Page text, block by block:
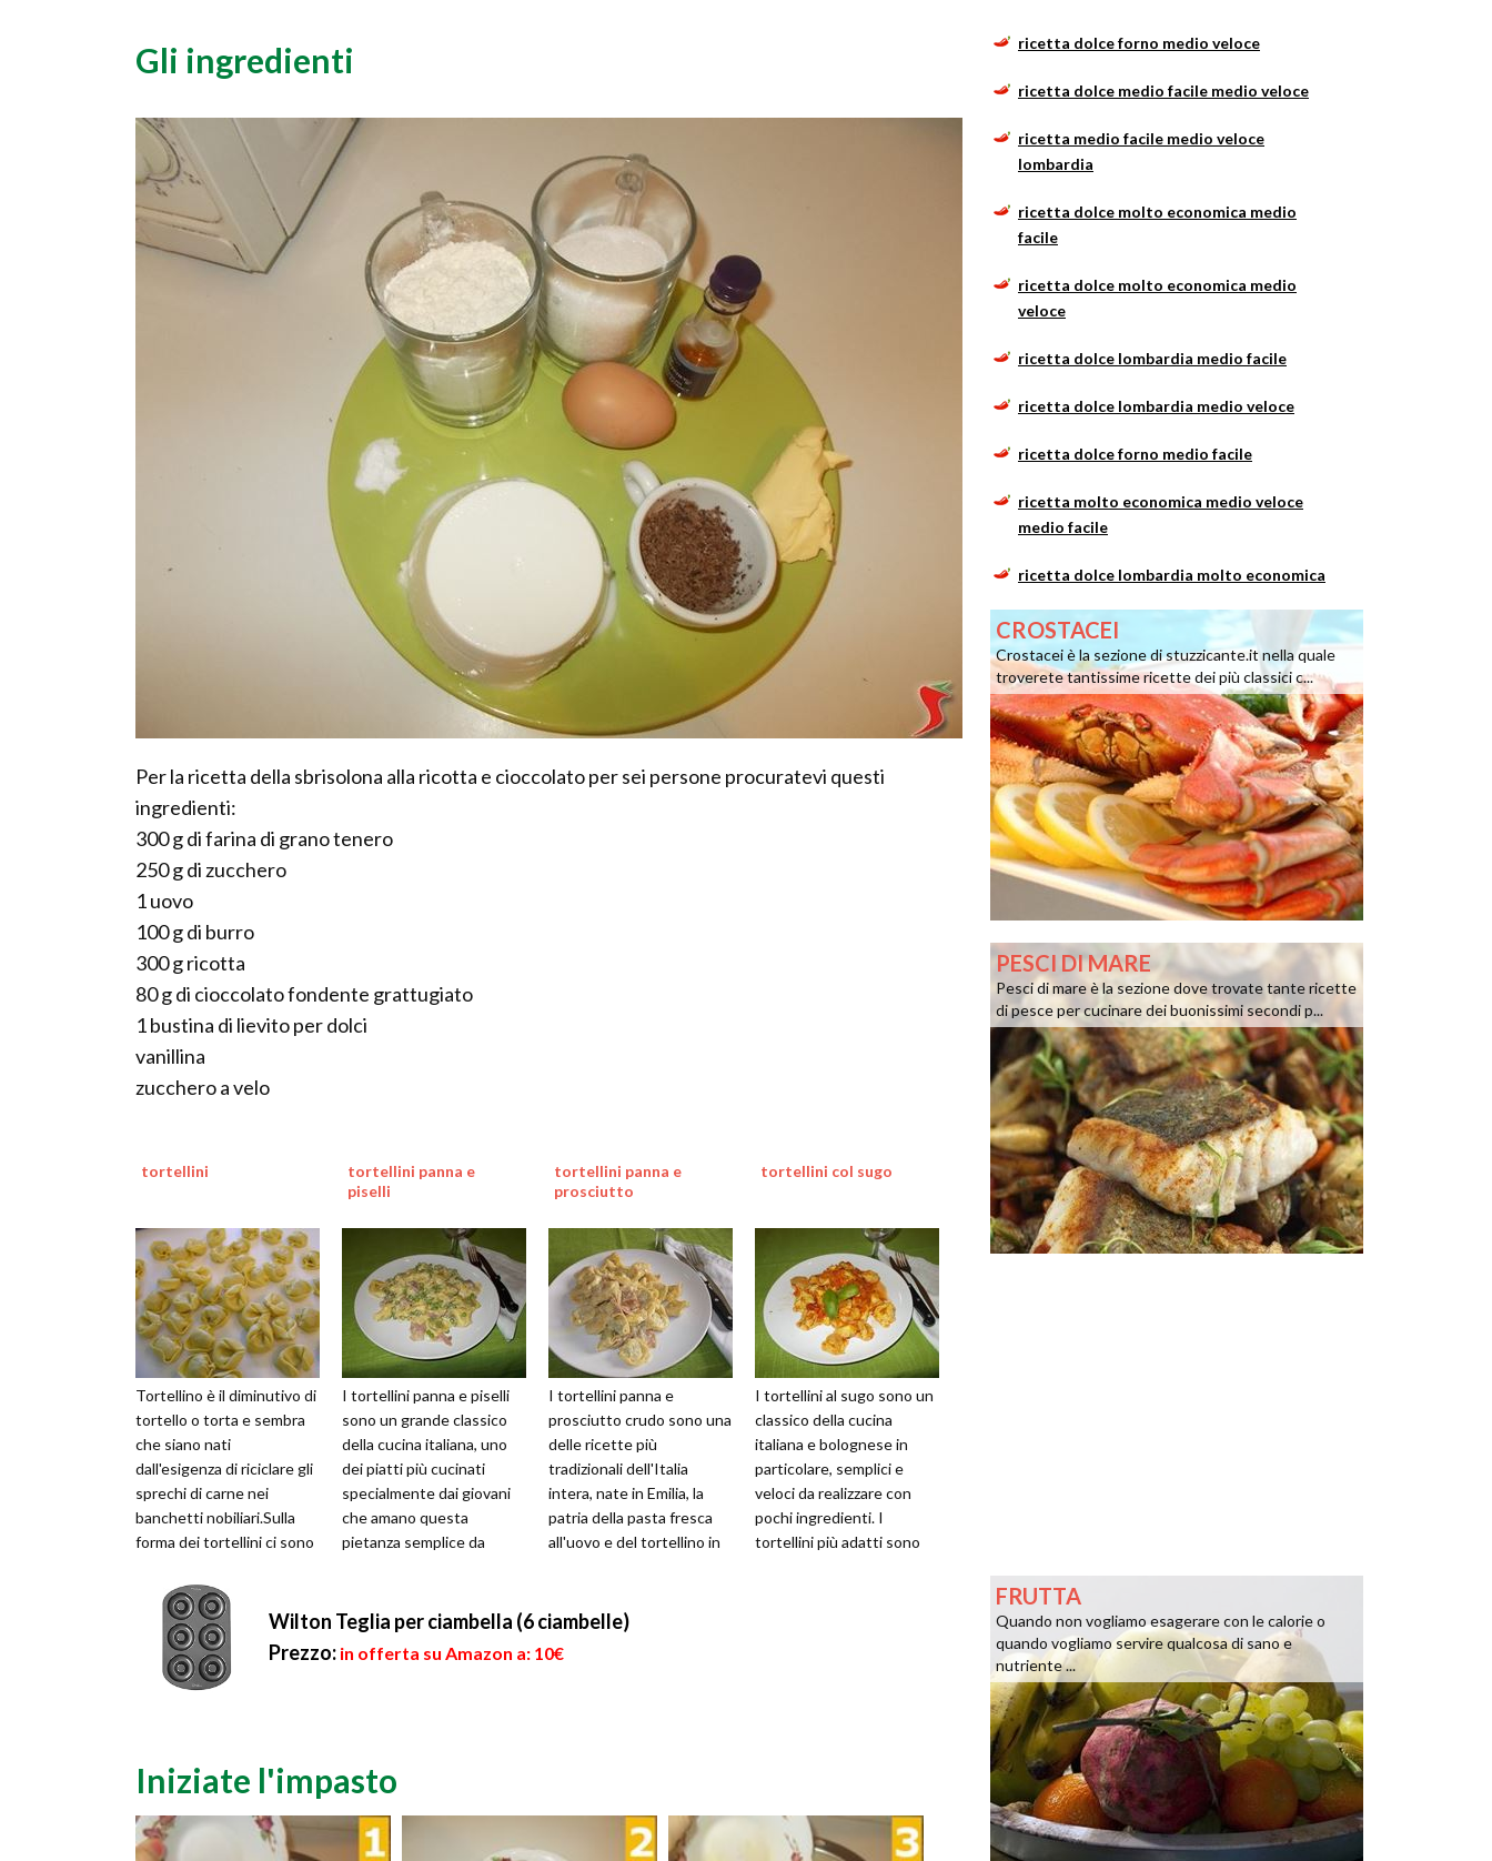
Gli ingredienti
Per la ricetta della sbrisolona alla ricotta e cioccolato per sei persone procuratevi questi
ingredienti:
300 g di farina di grano tenero
250 g di zucchero
1 uovo
100 g di burro
300 g ricotta
80 g di cioccolato fondente grattugiato
1 bustina di lievito per dolci
vanillina
zucchero a velo
tortellini
Tortellino è il diminutivo di
tortello o torta e sembra
che siano nati
dall'esigenza di riciclare gli
sprechi di carne nei
banchetti nobiliari.Sulla
forma dei tortellini ci sono
tortellini panna e
piselli
I tortellini panna e piselli
sono un grande classico
della cucina italiana, uno
dei piatti più cucinati
specialmente dai giovani
che amano questa
pietanza semplice da
tortellini panna e
prosciutto
I tortellini panna e
prosciutto crudo sono una
delle ricette più
tradizionali dell'Italia
intera, nate in Emilia, la
patria della pasta fresca
all'uovo e del tortellino in
tortellini col sugo
I tortellini al sugo sono un
classico della cucina
italiana e bolognese in
particolare, semplici e
veloci da realizzare con
pochi ingredienti. I
tortellini più adatti sono
Wilton Teglia per ciambella (6 ciambelle)
Prezzo: in offerta su Amazon a: 10€
Iniziate l'impasto
ricetta dolce forno medio veloce
ricetta dolce medio facile medio veloce
ricetta medio facile medio veloce
lombardia
ricetta dolce molto economica medio
facile
ricetta dolce molto economica medio
veloce
ricetta dolce lombardia medio facile
ricetta dolce lombardia medio veloce
ricetta dolce forno medio facile
ricetta molto economica medio veloce
medio facile
ricetta dolce lombardia molto economica
CROSTACEI
Crostacei è la sezione di stuzzicante.it nella quale
troverete tantissime ricette dei più classici c...
PESCI DI MARE
Pesci di mare è la sezione dove trovate tante ricette
di pesce per cucinare dei buonissimi secondi p...
FRUTTA
Quando non vogliamo esagerare con le calorie o
quando vogliamo servire qualcosa di sano e
nutriente ...